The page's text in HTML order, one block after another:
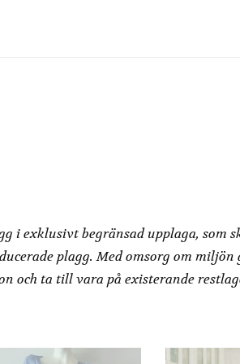
i exklusivt begränsad upplaga, som
plagg. Med omsorg om miljön
och ta till vara på existerande